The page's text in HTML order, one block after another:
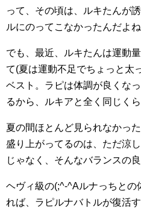
って、その頃は、ルキたんが
ルにのってこなかったんだよね
でも、最近、ルキたんは運動
て(夏は運動不足でちょっと太
ベスト。ラピは体調が良くな
るから、ルキアと全く同じくら
夏の間ほとんど見られなかっ
盛り上がってるのは、ただ涼
じゃなく、そんなバランスの
ヘヴィ級の(;^-^Aルナっちとの
れば、ラピルナバトルが復活